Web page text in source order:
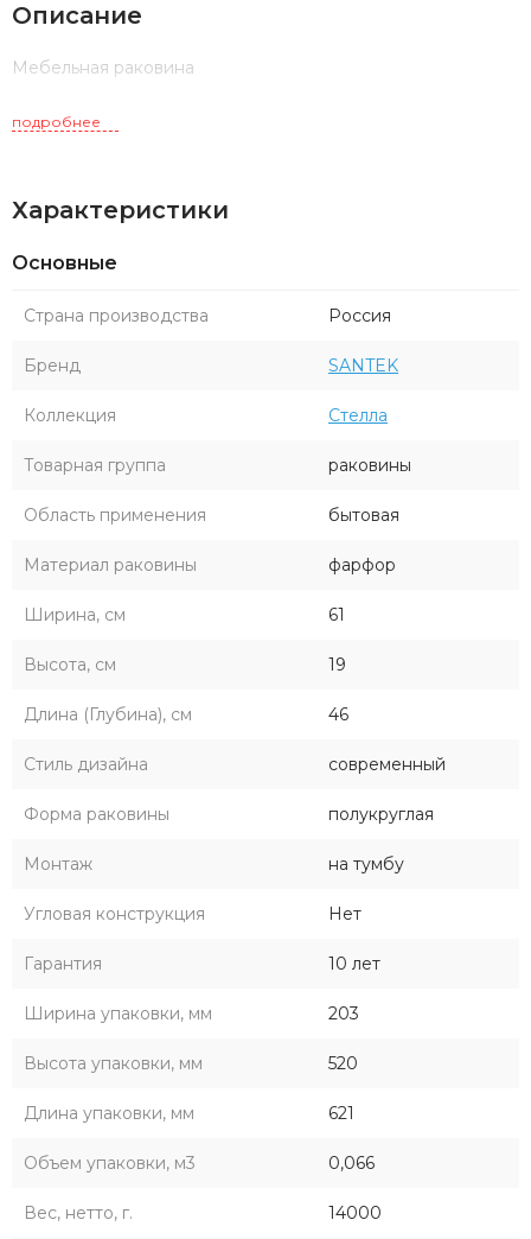
Описание
Мебельная раковина
подробнее
Характеристики
Основные
Страна производства Россия
Бренд SANTEK
Коллекция Стелла
Товарная группа раковины
Область применения бытовая
Материал раковины фарфор
Ширина, см 61
Высота, см 19
Длина (Глубина), см 46
Стиль дизайна современный
Форма раковины полукруглая
Монтаж на тумбу
Угловая конструкция Нет
Гарантия 10 лет
Ширина упаковки, мм 203
Высота упаковки, мм 520
Длина упаковки, мм 621
Объем упаковки, м3 0,066
Вес, нетто, г. 14000